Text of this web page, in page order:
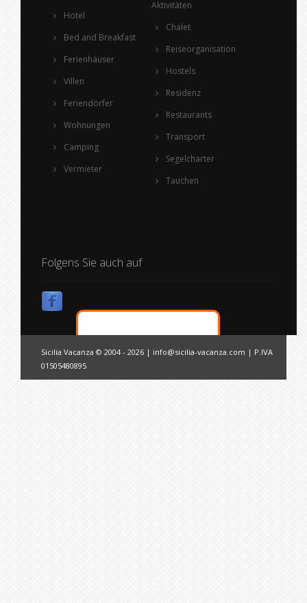
Hotel
Bed and Breakfast
Ferienhäuser
Villen
Feriendörfer
Wohnungen
Camping
Vermieter
Aktivitäten
Chalet
Reiseorganisation
Hostels
Residenz
Restaurants
Transport
Segelcharter
Tauchen
Folgens Sie auch auf
Sicilia Vacanza © 2004 - 2026 | info@sicilia-vacanza.com | P.IVA
01505480895